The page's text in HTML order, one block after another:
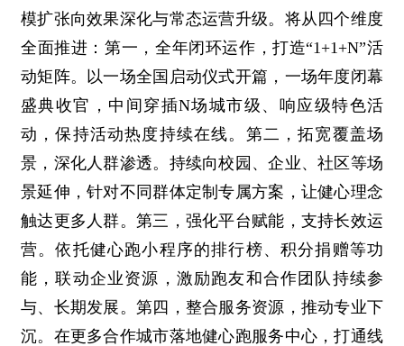
模扩张向效果深化与常态运营升级。将从四个维度
全面推进：第一，全年闭环运作，打造“1+1+N”活
动矩阵。以一场全国启动仪式开篇，一场年度闭幕
盛典收官，中间穿插N场城市级、响应级特色活
动，保持活动热度持续在线。第二，拓宽覆盖场
景，深化人群渗透。持续向校园、企业、社区等场
景延伸，针对不同群体定制专属方案，让健心理念
触达更多人群。第三，强化平台赋能，支持长效运
营。依托健心跑小程序的排行榜、积分捐赠等功
能，联动企业资源，激励跑友和合作团队持续参
与、长期发展。第四，整合服务资源，推动专业下
沉。在更多合作城市落地健心跑服务中心，打通线